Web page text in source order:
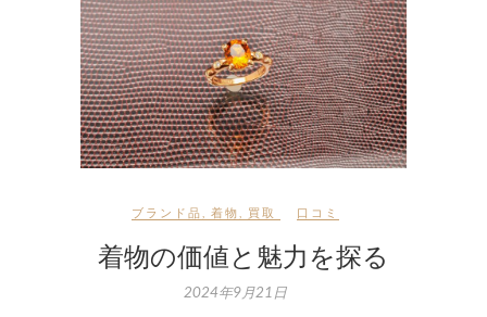
ブランド品 着物 買取 口コミ
着物の価値と魅力を探る
2024年9月21日